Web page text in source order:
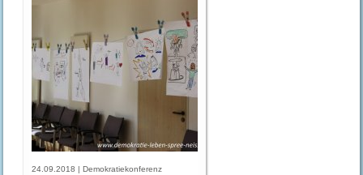
24.09.2018 | Demokratiekonferenz